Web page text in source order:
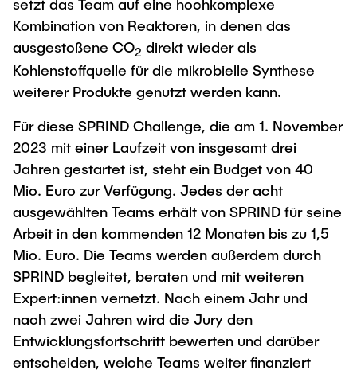
setzt das Team auf eine hochkomplexe
Kombination von Reaktoren, in denen das
ausgestoßene CO2 direkt wieder als
Kohlenstoffquelle für die mikrobielle Synthese
weiterer Produkte genutzt werden kann.
Für diese SPRIND Challenge, die am 1. November
2023 mit einer Laufzeit von insgesamt drei
Jahren gestartet ist, steht ein Budget von 40
Mio. Euro zur Verfügung. Jedes der acht
ausgewählten Teams erhält von SPRIND für seine
Arbeit in den kommenden 12 Monaten bis zu 1,5
Mio. Euro. Die Teams werden außerdem durch
SPRIND begleitet, beraten und mit weiteren
Expert:innen vernetzt. Nach einem Jahr und
nach zwei Jahren wird die Jury den
Entwicklungsfortschritt bewerten und darüber
entscheiden, welche Teams weiter finanziert